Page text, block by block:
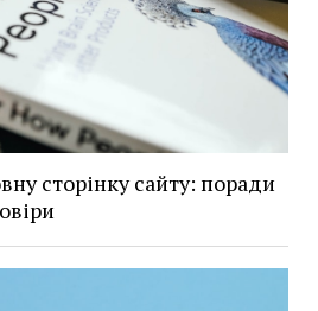
сторінку сайту: поради